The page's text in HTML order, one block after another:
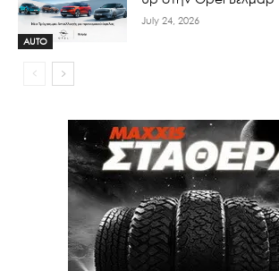
AUTO
July 24, 2026